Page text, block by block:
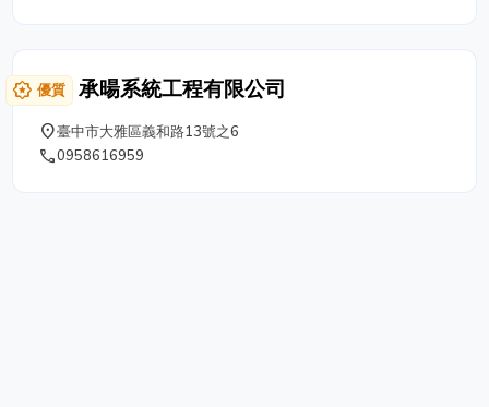
award_star 優質 承暘系統工程有限公司
place臺中市大雅區義和路13號之6
phone0958616959